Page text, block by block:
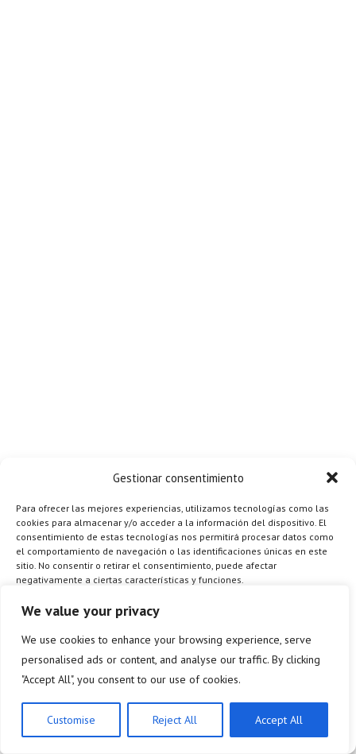
We value your privacy
We use cookies to enhance your browsing experience, serve
personalised ads or content, and analyse our traffic. By clicking
"Accept All", you consent to our use of cookies.
Customise Reject All Accept All
Gestionar consentimiento
Para ofrecer las mejores experiencias, utilizamos tecnologías como las
cookies para almacenar y/o acceder a la información del dispositivo. El
consentimiento de estas tecnologías nos permitirá procesar datos como
el comportamiento de navegación o las identificaciones únicas en este
sitio. No consentir o retirar el consentimiento, puede afectar
negativamente a ciertas características y funciones.
Gestionar los servicios
ACEPTAR
DENEGAR
VER PREFERENCIAS
ES